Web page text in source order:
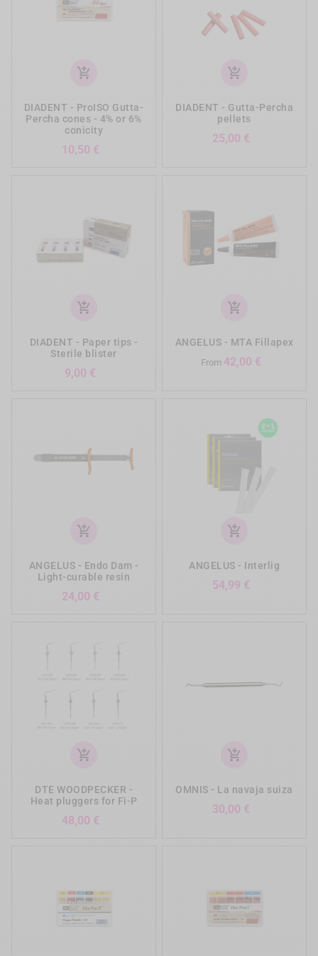
add_shopping_cart
DIADENT - ProISO Gutta-
Percha cones - 4% or 6%
conicity
10,50 €
add_shopping_cart
DIADENT - Gutta-Percha
pellets
25,00 €
add_shopping_cart
DIADENT - Paper tips -
Sterile blister
9,00 €
add_shopping_cart
ANGELUS - MTA Fillapex
From 42,00 €
add_shopping_cart
ANGELUS - Endo Dam -
Light-curable resin
24,00 €
add_shopping_cart
ANGELUS - Interlig
54,99 €
add_shopping_cart
DTE WOODPECKER -
Heat pluggers for Fi-P
48,00 €
add_shopping_cart
OMNIS - La navaja suiza
30,00 €